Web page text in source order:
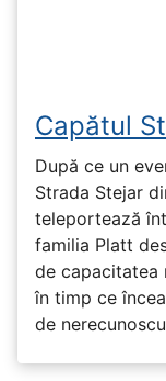
Capătul
După ce un
Strada Stejar
teleportează
familia Platt
de capacitatea
în timp ce
de